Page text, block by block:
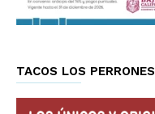
TACOS LOS PERRONES